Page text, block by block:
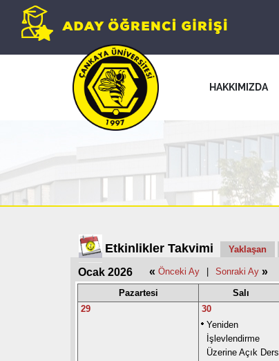
HAKKIMIZDA
Etkinlikler Takvimi Yaklaşan
Ocak 2026 « Önceki Ay Sonraki Ay »
Pazartesi Salı
29
30
Yeniden
İşlevlendirme
Üzerine Açık Ders